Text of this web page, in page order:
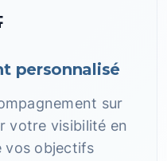
personnalisé
sur
votre visibilité en
vos objectifs